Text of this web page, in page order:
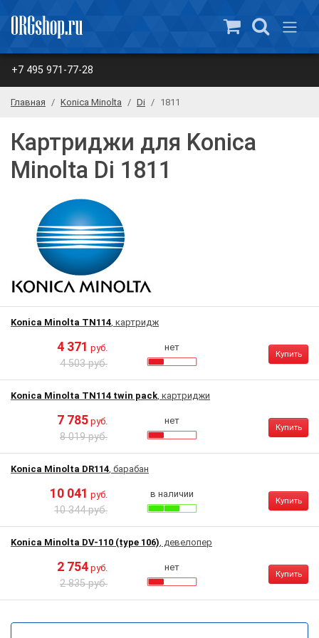
+7 495 971-77-28
Главная Konica Minolta Di 1811
Картриджи для Konica
Minolta Di 1811
Konica Minolta TN114, картридж
4 371 руб.
4 503 руб.
нет
Купить
Konica Minolta TN114 twin pack, картриджи
7 785 руб.
8 019 руб.
нет
Купить
Konica Minolta DR114, барабан
10 041 руб.
10 344 руб.
в наличии
Купить
Konica Minolta DV-110 (type 106), девелопер
2 754 руб.
2 835 руб.
нет
Купить